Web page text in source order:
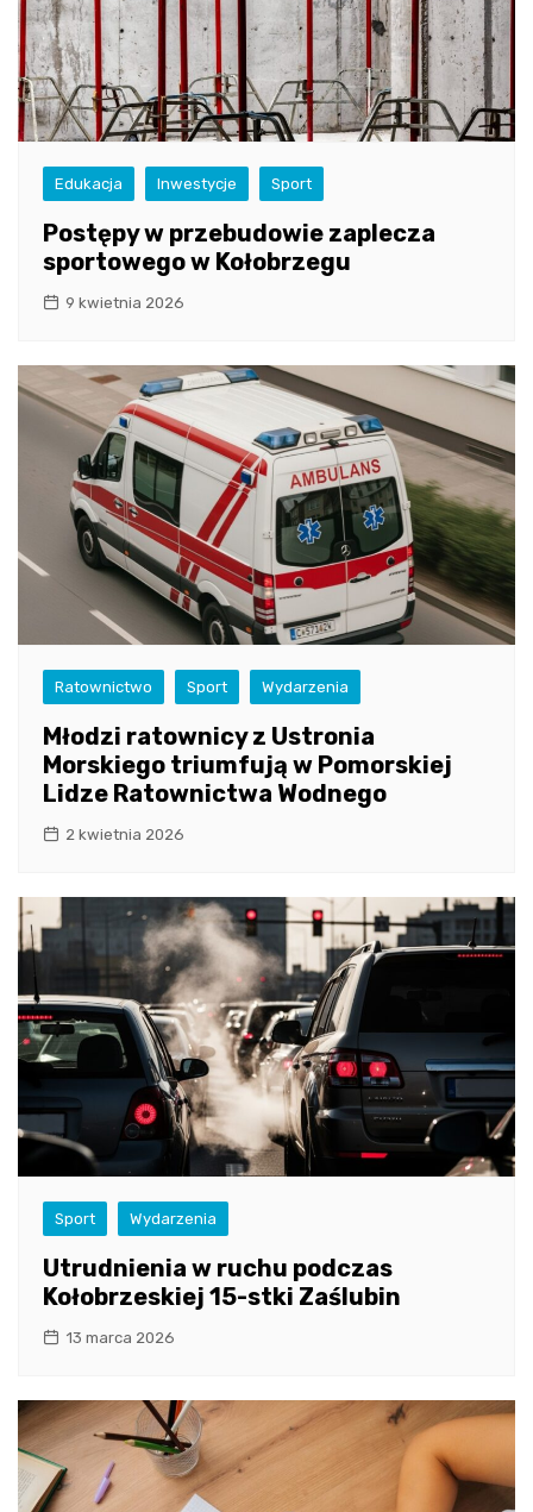
Edukacja Inwestycje Sport
Postępy w przebudowie zaplecza
sportowego w Kołobrzegu
9 kwietnia 2026
Ratownictwo Sport Wydarzenia
Młodzi ratownicy z Ustronia
Morskiego triumfują w Pomorskiej
Lidze Ratownictwa Wodnego
2 kwietnia 2026
Sport Wydarzenia
Utrudnienia w ruchu podczas
Kołobrzeskiej 15-stki Zaślubin
13 marca 2026